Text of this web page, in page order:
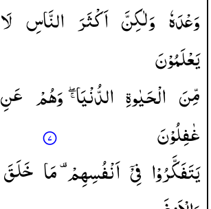
وَعْدَهٗ وَلٰكِنَّ اَكْثَرَ النَّاسِ لَا
یَعْلَمُوْنَ
مِّنَ الْحَیٰوةِ الدُّنْیَا ۖۚ وَهُمْ عَنِ
غٰفِلُوْنَ
یَتَفَكَّرُوْا فِیْۤ اَنْفُسِهِمْ ۫ مَا خَلَقَ